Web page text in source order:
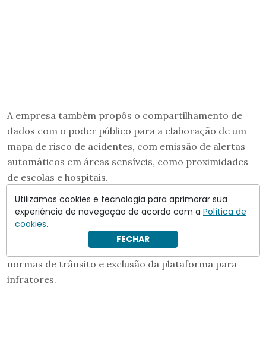
A empresa também propôs o compartilhamento de
dados com o poder público para a elaboração de um
mapa de risco de acidentes, com emissão de alertas
automáticos em áreas sensíveis, como proximidades
de escolas e hospitais.
Outra iniciativa sugerida é um sistema de avaliação de
condutores baseado em telemetria, com
monitoramento de aceleração e frenagem. O
mecanismo prevê bonificações para quem respeitar as
normas de trânsito e exclusão da plataforma para
infratores.
Utilizamos cookies e tecnologia para aprimorar sua
experiência de navegação de acordo com a Política de
cookies.
FECHAR